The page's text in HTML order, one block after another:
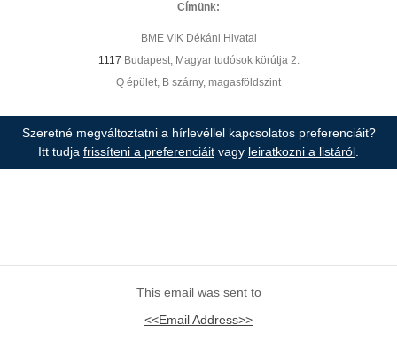
Címünk:
BME VIK Dékáni Hivatal
1117 Budapest, Magyar tudósok körútja 2.
Q épület, B szárny, magasföldszint
Szeretné megváltoztatni a hírlevéllel kapcsolatos preferenciáit?
Itt tudja frissíteni a preferenciáit vagy leiratkozni a listáról
This email was sent to
<<Email Address>>